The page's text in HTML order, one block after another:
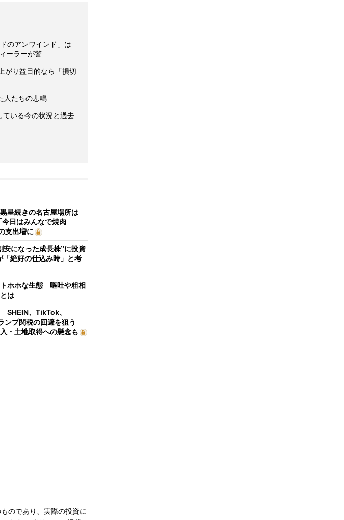
のアンワインド」は
ーラーが警…
がり益目的なら「損切
人たちの悲鳴
いる今の状況と過去
星続きの名古屋場所は
今日はみんなで焼肉
支出増に
安になった成長株”に投資
絶好の仕込み時」と考
ホホな生態 嘔吐や粗相
は
SHEIN、TikTok、
ンプ関税の回避を狙う
・土地取得への懸念も
のであり、実際の投資に